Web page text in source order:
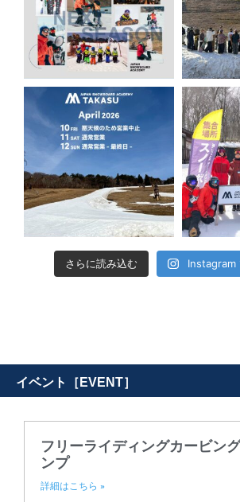
さらに読み込む Instagram
イベント［EVENT］
フリーライディングカービン
ンプ
詳細はこちら »